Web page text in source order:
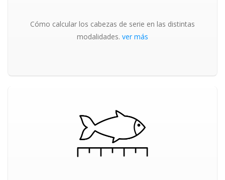
Cómo calcular los cabezas de serie en las distintas
modalidades. ver más